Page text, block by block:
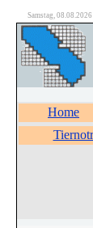
Samstag,
Home